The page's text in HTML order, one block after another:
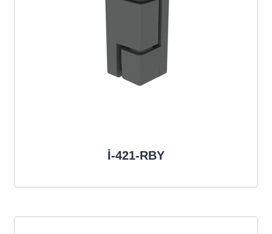
İ-421-RBY